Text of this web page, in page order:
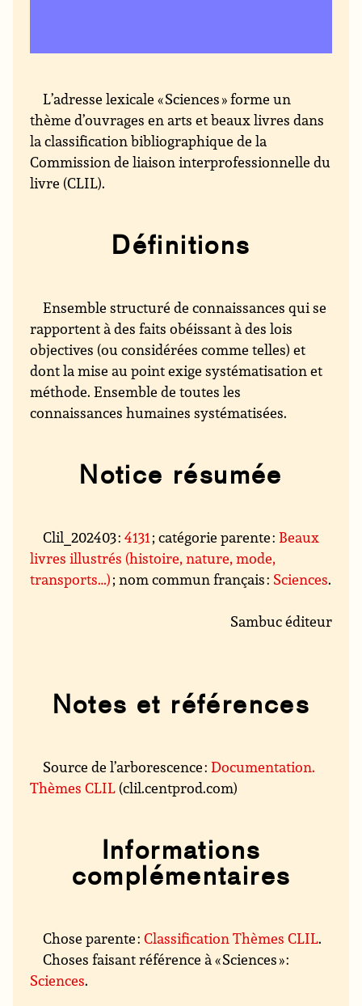
L’adresse lexicale « Sciences » forme un
thème d’ouvrages en arts et beaux livres dans
la classification bibliographique de la
Commission de liaison interprofessionnelle du
livre (CLIL).
Définitions
Ensemble structuré de connaissances qui se
rapportent à des faits obéissant à des lois
objectives (ou considérées comme telles) et
dont la mise au point exige systématisation et
méthode. Ensemble de toutes les
connaissances humaines systématisées.
Notice résumée
Clil_202403 :4131 ; catégorie parente : Beaux
livres illustrés (histoire, nature, mode,
transports…); nom commun français : Sciences.
Sambuc éditeur
Notes et références
Source de l’arborescence :Documentation.
Thèmes CLIL (clil.centprod.com)
Informations
complémentaires
Chose parente :Classification Thèmes CLIL.
Choses faisant référence à « Sciences » :
Sciences.